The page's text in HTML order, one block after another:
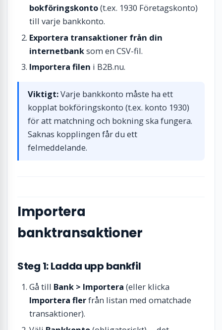
bokföringskonto(t.ex. 1930 Företagskonto)
till varje bankkonto.
Exportera transaktioner från din
internetbanksom en CSV-fil.
Importera filen i B2B.nu.
Viktigt:Varje bankkonto måste ha ett
kopplat bokföringskonto (t.ex. konto 1930)
för att matchning och bokning ska fungera.
Saknas kopplingen får du ett
felmeddelande.
Importera
banktransaktioner
Steg 1: Ladda upp bankfil
Gå till Bank > Importera (eller klicka
Importera flerfrån listan med omatchade
transaktioner).